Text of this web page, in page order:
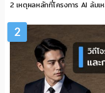
2 เหตุผลหลักที่โครงการ AI ล้มเ
2